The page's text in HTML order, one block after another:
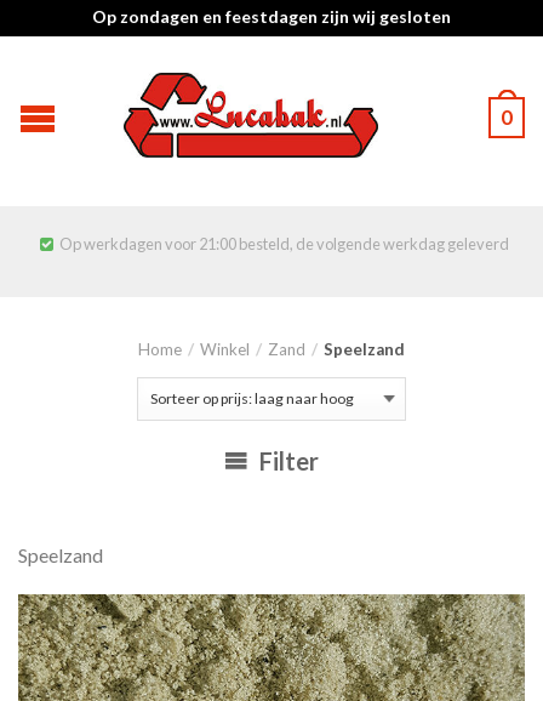
Op zondagen en feestdagen zijn wij gesloten
0
 Op werkdagen voor 21:00 besteld, de volgende werkdag geleverd
Home / Winkel / Zand / Speelzand
Filter
Speelzand